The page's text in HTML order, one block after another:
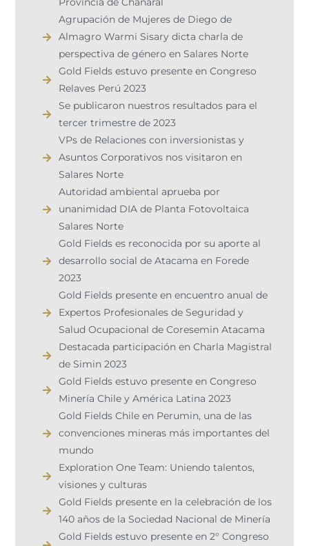
Agrupación de Mujeres de Diego de
Almagro Warmi Sisary dicta charla de
perspectiva de género en Salares Norte
Gold Fields estuvo presente en Congreso
Relaves Perú 2023 ​
Se publicaron nuestros resultados para el
tercer trimestre de 2023
VPs de Relaciones con inversionistas y
Asuntos Corporativos nos visitaron en
Salares Norte
Autoridad ambiental aprueba por
unanimidad DIA de Planta Fotovoltaica
Salares Norte
Gold Fields es reconocida por su aporte al
desarrollo social de Atacama en Forede
2023
Gold Fields presente en encuentro anual de
Expertos Profesionales de Seguridad y
Salud Ocupacional de Coresemin Atacama
Destacada participación en Charla Magistral
de Simin 2023
Gold Fields estuvo presente en Congreso
Minería Chile y América Latina 2023
Gold Fields Chile en Perumin, una de las
convenciones mineras más importantes del
mundo
Exploration One Team: Uniendo talentos,
visiones y culturas
Gold Fields presente en la celebración de los
140 años de la Sociedad Nacional de Minería
Gold Fields estuvo presente en 2° Congreso